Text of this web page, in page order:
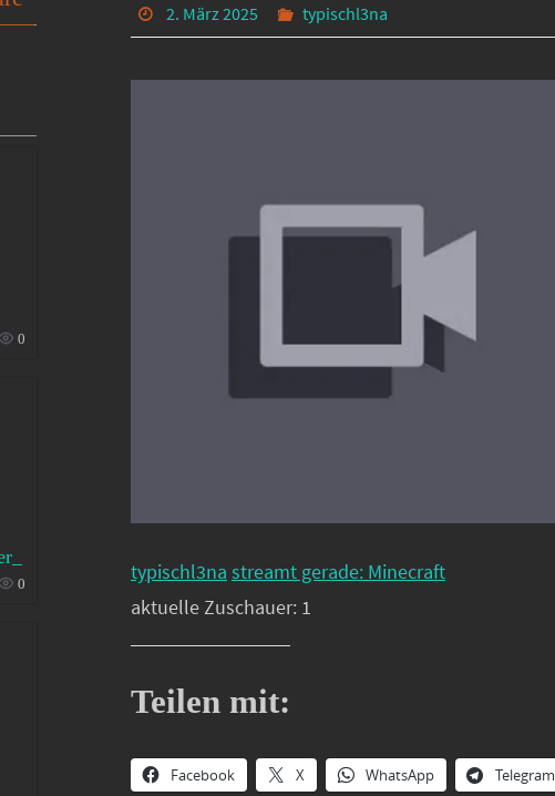
2. März 2025 typischl3na
typischl3na streamt gerade: Minecraft
aktuelle Zuschauer: 1
Teilen mit:
Facebook X WhatsApp Telegram
0
0